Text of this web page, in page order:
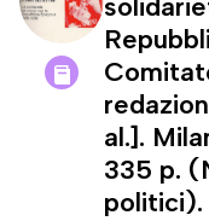
al.].
335 p.
politici).